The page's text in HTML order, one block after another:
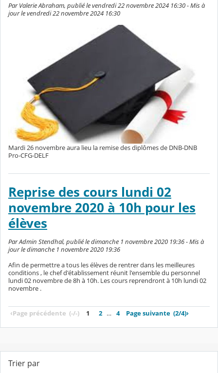
Par Valerie Abraham, publié le vendredi 22 novembre 2024 16:30 - Mis à
jour le vendredi 22 novembre 2024 16:30
Mardi 26 novembre aura lieu la remise des diplômes de DNB-DNB
Pro-CFG-DELF
Reprise des cours lundi 02
novembre 2020 à 10h pour les
élèves
Par Admin Stendhal, publié le dimanche 1 novembre 2020 19:36 - Mis à
jour le dimanche 1 novembre 2020 19:36
Afin de permettre a tous les élèves de rentrer dans les meilleures
conditions , le chef d'établissement réunit l'ensemble du personnel
lundi 02 novembre de 8h à 10h. Les cours reprendront à 10h lundi 02
novembre .
‹Page précédente (-/-) 1 2 … 4 Page suivante (2/4)›
Trier par